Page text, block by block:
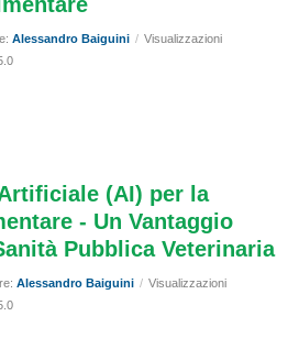
Alessandro Baiguini / Visualizzazioni
(AI) per la
- Un Vantaggio
Pubblica Veterinaria
Alessandro Baiguini / Visualizzazioni